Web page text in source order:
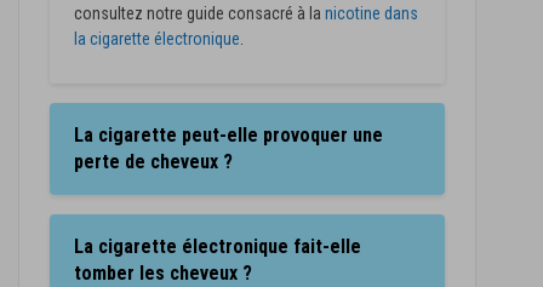
consultez notre guide consacré à la nicotine dans
la cigarette électronique.
La cigarette peut-elle provoquer une
perte de cheveux ?
La cigarette électronique fait-elle
tomber les cheveux ?